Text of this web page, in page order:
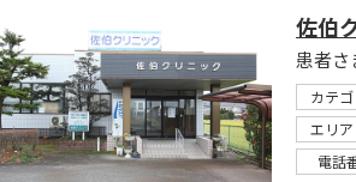
佐伯
カテ
エリ
電話